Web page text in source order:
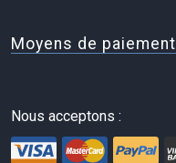
Moyens de paiement
Nous acceptons :